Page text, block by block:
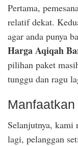
Pertama,
relatif dekat.
agar anda punya
Harga Aqiqah
pilihan paket
tunggu dan ragu
Selanjutnya, kami
lagi, pelanggan